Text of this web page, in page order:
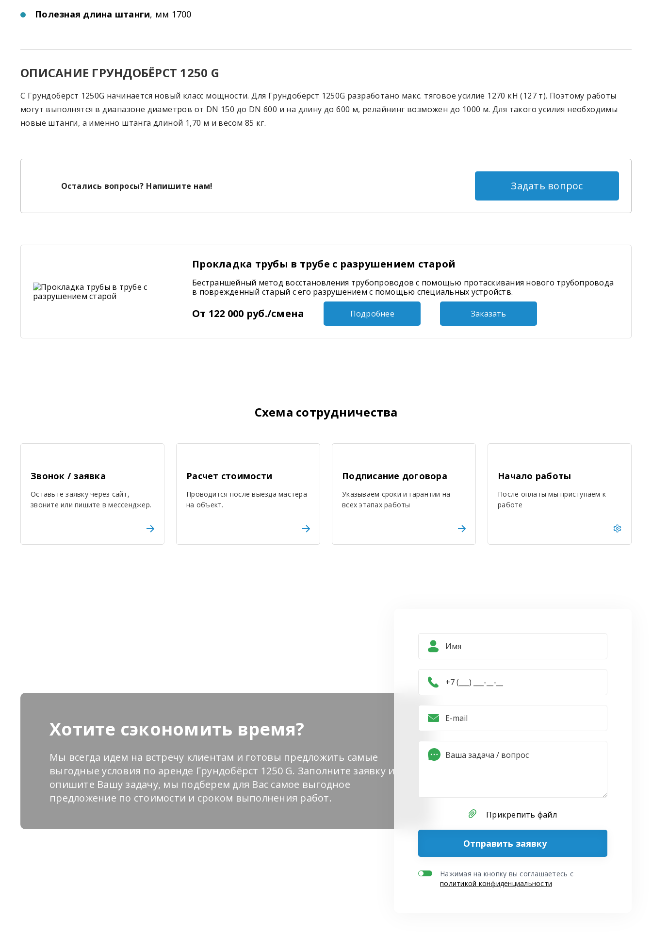
Полезная длина штанги, мм 1700
ОПИСАНИЕ ГРУНДОБЁРСТ 1250 G
C Грундобёрст 1250G начинается новый класс мощности. Для Грундобёрст 1250G разработано макс. тяговое усилие 1270 кН (127 т). Поэтому работы
могут выполнятся в диапазоне диаметров от DN 150 до DN 600 и на длину до 600 м, релайнинг возможен до 1000 м. Для такого усилия необходимы
новые штанги, а именно штанга длиной 1,70 м и весом 85 кг.
Остались вопросы? Напишите нам! Задать вопрос
Прокладка трубы в трубе c разрушением старой
Бестраншейный метод восстановления трубопроводов с помощью протаскивания нового трубопровода
в поврежденный старый с его разрушением с помощью специальных устройств.
От 122 000 руб./смена Подробнее Заказать
Схема сотрудничества
Звонок / заявка
Оставьте заявку через сайт,
звоните или пишите в мессенджер.
Расчет стоимости
Проводится после выезда мастера
на объект.
Подписание договора
Указываем сроки и гарантии на
всех этапах работы
Начало работы
После оплаты мы приступаем к
работе
Хотите сэкономить время?
Мы всегда идем на встречу клиентам и готовы предложить самые
выгодные условия по аренде Грундобёрст 1250 G. Заполните заявку и
опишите Вашу задачу, мы подберем для Вас самое выгодное
предложение по стоимости и сроком выполнения работ.
Прикрепить файл
Отправить заявку
Нажимая на кнопку вы соглашаетесь с
политикой конфиденциальности